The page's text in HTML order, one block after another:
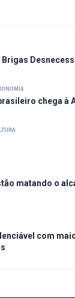
Brigas
chega à
matando o
com